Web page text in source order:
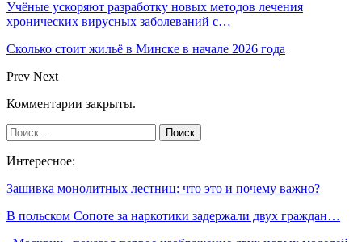
Учёные ускоряют разработку новых методов лечения
хронических вирусных заболеваний с…
Сколько стоит жильё в Минске в начале 2026 года
Prev Next
Комментарии закрыты.
Интересное:
Зашивка монолитных лестниц: что это и почему важно?
В польском Сопоте за наркотики задержали двух граждан…